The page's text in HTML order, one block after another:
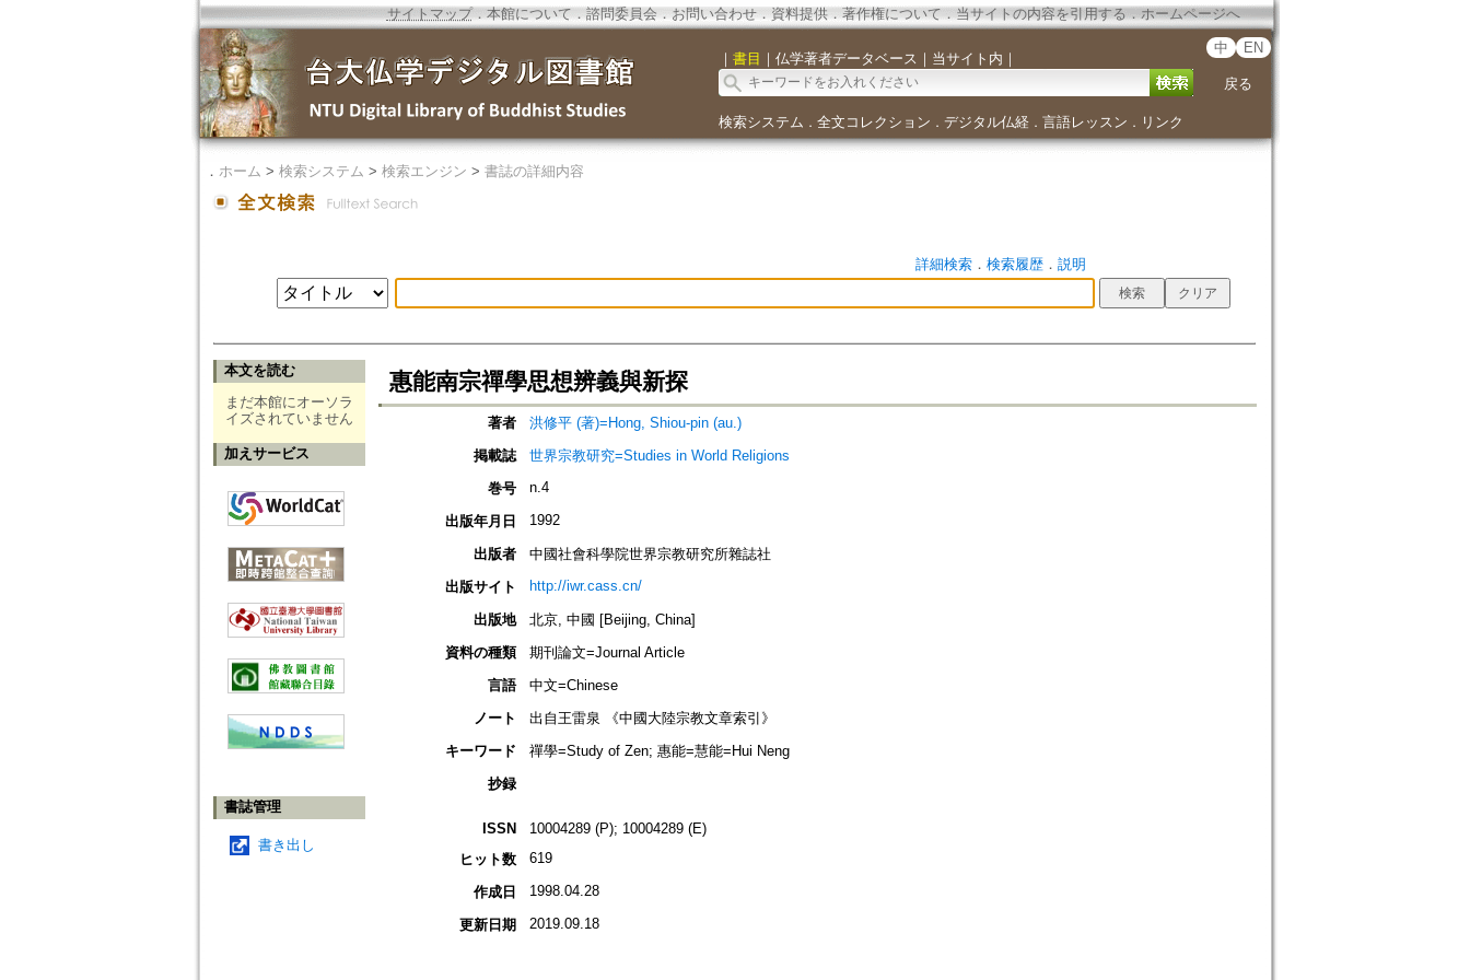
サイトマップ．本館について ． 諮問委員会． お問い合わせ． 資料提供． 著作権について．当サイトの内容を引用する ． ホームページへ
｜ 書目 ｜ 仏学著者データベース ｜ 当サイト内 ｜
中 EN
戻る
検索システム ． 全文コレクション ． デジタル仏経． 言語レッスン ． リンク
． ホーム > 検索システム > 検索エンジン > 書誌の詳細内容
詳細検索． 検索履歴． 説明
本文を読む
まだ本館にオーソラ
イズされていません
加えサービス
書誌管理
書き出し
惠能南宗禪學思想辨義與新探
著者
洪修平 (著)=Hong, Shiou-pin (au.)
掲載誌
世界宗教研究=Studies in World Religions
巻号
n.4
出版年月日 1992
出版者
中國社會科學院世界宗教研究所雜誌社
出版サイト
http://iwr.cass.cn/
出版地
北京, 中國 [Beijing, China]
資料の種類
期刊論文=Journal Article
言語
中文=Chinese
ノート
出自王雷泉 《中國大陸宗教文章索引》
キーワード
禪學=Study of Zen; 惠能=慧能=Hui Neng
抄録
ISSN
10004289 (P); 10004289 (E)
ヒット数
619
作成日 1998.04.28
更新日期 2019.09.18